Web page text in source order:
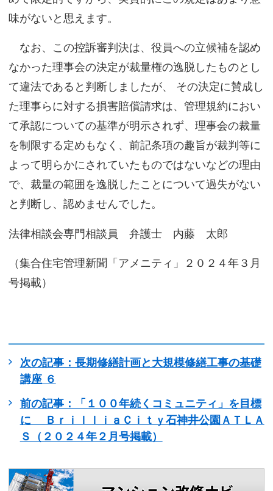
味がないと思えます。
なお、この控訴審判決は、役員への立候補を認め
なかった理事会の決定が裁量権の逸脱したものとし
て違法であると判断しましたが、 その決定に賛成し
た理事らに対する損害賠償請求は、管理規約におい
て承認についての基準が明示されず、理事会の裁量
を制限する定めもなく、前記条項の趣旨が裁判等に
よって明らかにされていたものではないなどの理由
で、裁量の範囲を逸脱したことについて過失がない
と判断し、認めませんでした。
法律相談会専門相談員 弁護士 内藤 太郎
（集合住宅管理新聞「アメニティ」２０２４年３月
号掲載）
次の記事：長期修繕計画と大規模修繕工事の基礎
講座 ６
前の記事：「１００年続くコミュニティ」を目標
に ＢｒｉｌｌｉａＣｉｔｙ石神井公園ＡＴＬＡ
Ｓ（２０２４年２月号掲載）